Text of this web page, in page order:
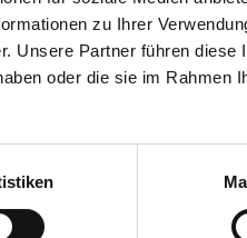
zu Ihrer
Unsere Partner führen diese
oder die sie im Rahmen